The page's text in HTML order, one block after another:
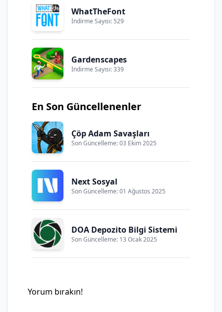
WhatTheFont
İndirme Sayısı: 529
Gardenscapes
İndirme Sayısı: 339
En Son Güncellenenler
Çöp Adam Savaşları
Son Güncelleme: 03 Ekim 2025
Next Sosyal
Son Güncelleme: 01 Ağustos 2025
DOA Depozito Bilgi Sistemi
Son Güncelleme: 13 Ocak 2025
Yorum bırakın!